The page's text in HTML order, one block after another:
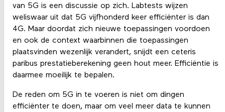
van 5G is een discussie op zich. Labtests wijzen
weliswaar uit dat 5G vijfhonderd keer efficiënter is dan
4G. Maar doordat zich nieuwe toepassingen voordoen
en ook de context waarbinnen die toepassingen
plaatsvinden wezenlijk verandert, snijdt een ceteris
paribus prestatieberekening geen hout meer. Efficiëntie is
daarmee moeilijk te bepalen.
De reden om 5G in te voeren is niet om dingen
efficiënter te doen, maar om veel meer data te kunnen